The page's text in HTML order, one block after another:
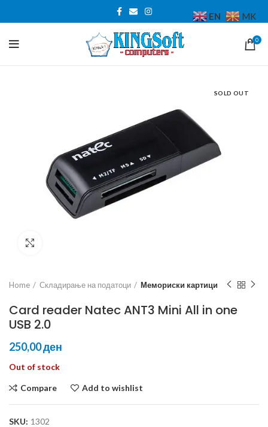
0
SOLD OUT
Home Складирање на податоци Мемориски картици
Card reader Natec ANT3 Mini All in one
USB 2.0
ден
Out of stock
Compare Add to wishlist
SKU: 1302
EN MK